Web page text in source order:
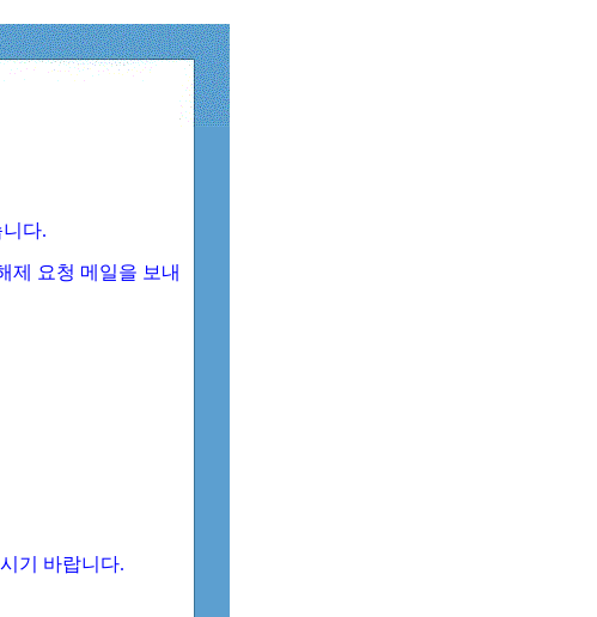
다.
제 요청 메일을 보내
기 바랍니다.